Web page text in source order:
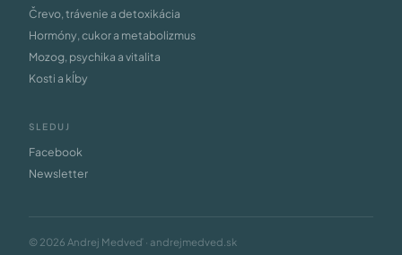
Črevo, trávenie a detoxikácia
Hormóny, cukor a metabolizmus
Mozog, psychika a vitalita
Kosti a kĺby
SLEDUJ
Facebook
Newsletter
© 2026 Andrej Medveď · andrejmedved.sk